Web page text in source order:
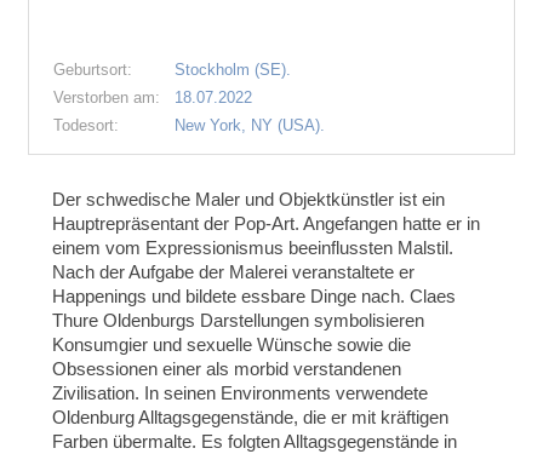
Geburtsort:
Stockholm (SE).
Verstorben am:
18.07.2022
Todesort:
New York, NY (USA).
Der schwedische Maler und Objektkünstler ist ein
Hauptrepräsentant der Pop-Art. Angefangen hatte er in
einem vom Expressionismus beeinflussten Malstil.
Nach der Aufgabe der Malerei veranstaltete er
Happenings und bildete essbare Dinge nach. Claes
Thure Oldenburgs Darstellungen symbolisieren
Konsumgier und sexuelle Wünsche sowie die
Obsessionen einer als morbid verstandenen
Zivilisation. In seinen Environments verwendete
Oldenburg Alltagsgegenstände, die er mit kräftigen
Farben übermalte. Es folgten Alltagsgegenstände in